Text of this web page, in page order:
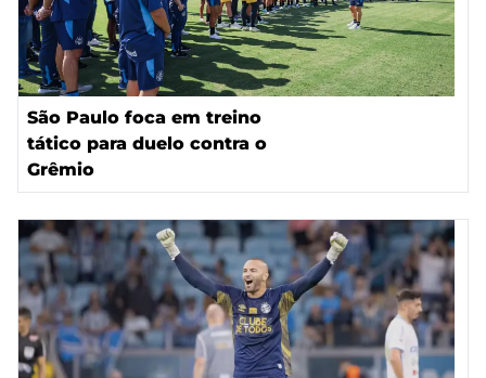
São Paulo foca em treino
tático para duelo contra o
Grêmio